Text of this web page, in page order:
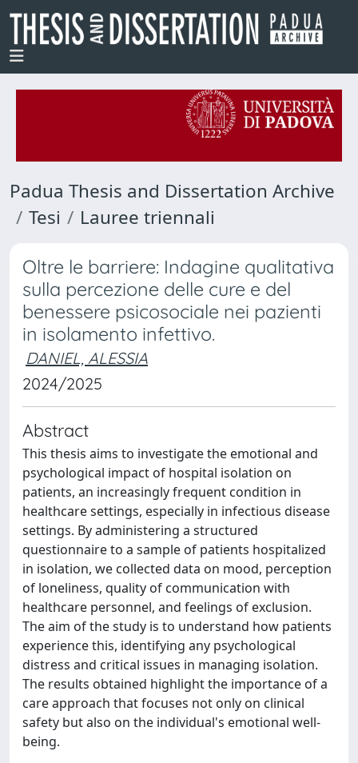
Padua Thesis and Dissertation Archive
Tesi
Lauree triennali
Oltre le barriere: Indagine qualitativa
sulla percezione delle cure e del
benessere psicosociale nei pazienti
in isolamento infettivo.
DANIEL, ALESSIA
2024/2025
Abstract
This thesis aims to investigate the emotional and
psychological impact of hospital isolation on
patients, an increasingly frequent condition in
healthcare settings, especially in infectious disease
settings. By administering a structured
questionnaire to a sample of patients hospitalized
in isolation, we collected data on mood, perception
of loneliness, quality of communication with
healthcare personnel, and feelings of exclusion.
The aim of the study is to understand how patients
experience this, identifying any psychological
distress and critical issues in managing isolation.
The results obtained highlight the importance of a
care approach that focuses not only on clinical
safety but also on the individual's emotional well-
being.